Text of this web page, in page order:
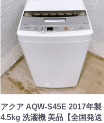
アクア AQW-S45E 2017年製
4.5kg 洗濯機 美品【全国発送